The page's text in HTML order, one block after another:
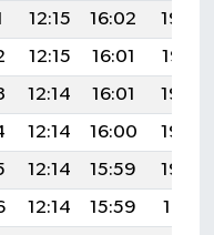
12:15 16:02
19:08
12:15 16:01
19:07
12:14 16:01
19:05
12:14 16:00
19:04
12:14 15:59
19:03
12:14 15:59
19:01